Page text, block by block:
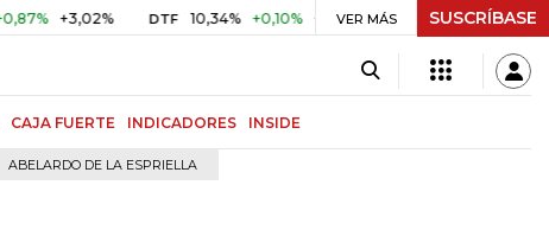
+3,02% DTF 10,34% +0,10% +0,98% UVR $ 417,01 +$ 0,05
VER MÁS SUSCRÍBASE
CAJA FUERTE INDICADORES INSIDE
ABELARDO DE LA ESPRIELLA